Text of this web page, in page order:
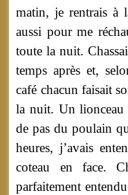
matin, je rentrais à
aussi pour me
toute la nuit.
temps après et,
café chacun faisait
la nuit. Un lionceau
de pas du poulain
heures, j’avais
coteau en face.
parfaitement